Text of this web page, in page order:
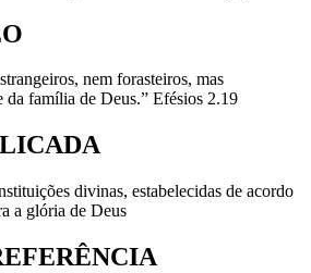
nem forasteiros, mas
da família de Deus.” Efésios 2.19
divinas, estabelecidas de acordo
a glória de Deus